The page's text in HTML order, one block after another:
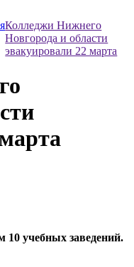
Колледжи Нижнего
Новгорода и области
эвакуировали 22 марта
10 учебных заведений.